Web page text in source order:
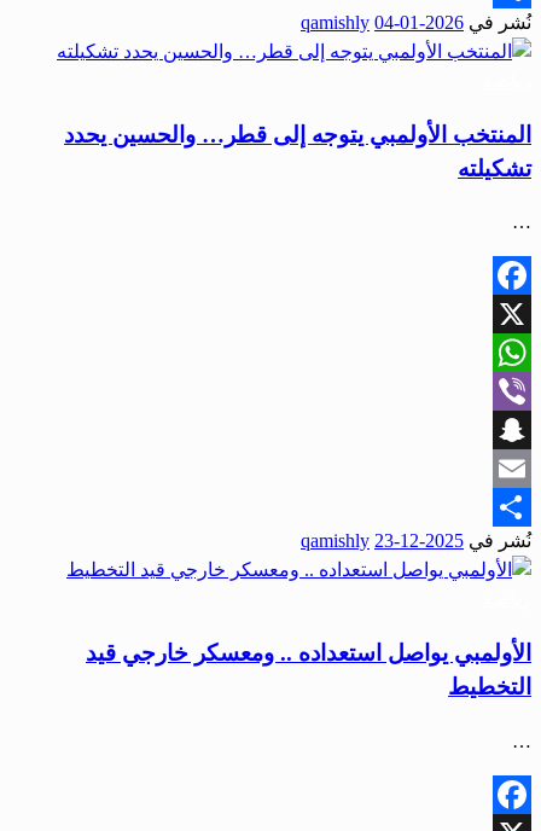
Share
نُشر في 2026-01-04
qamishly
المنتخب الأولمبي يتوجه إلى قطر… والحسين يحدد
تشكيلته
…
Facebook
X
WhatsApp
Viber
Snapchat
Email
Share
نُشر في 2025-12-23
qamishly
الأولمبي يواصل استعداده .. ومعسكر خارجي قيد
التخطيط
…